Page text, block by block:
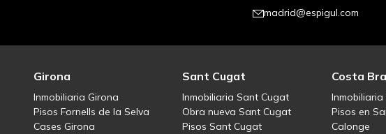
madrid@espigul.com
Girona
Inmobiliaria Girona
Pisos Fornells de la Selva
Cases Girona
Sant Cugat
Inmobiliaria Sant Cugat
Obra nueva Sant Cugat
Pisos Sant Cugat
Costa
Inmobiliaria
Pisos en
Calonge